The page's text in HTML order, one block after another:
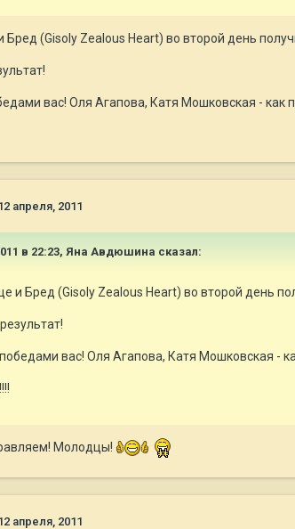
Бред (Gisoly Zealous Heart) во второй день
вас! Оля Агапова, Катя Мошковская - как
апреля, 2011
в 22:23, Яна Авдюшина сказал:
и Бред (Gisoly Zealous Heart) во второй день
вас! Оля Агапова, Катя Мошковская -
Молодцы!
апреля, 2011